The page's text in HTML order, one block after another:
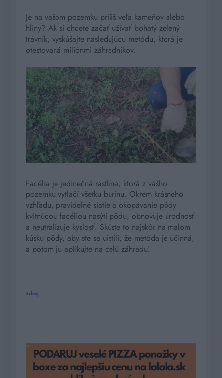
Je na vašom pozemku príliš veľa kameňov alebo
hliny? Ak si chcete začať užívať bohatý zelený
trávnik, vyskúšajte nasledujúcu metódu, ktorá je
otestovaná miliónmi záhradníkov.
Facélia je jedinečná rastlina, ktorá z vášho
pozemku vytlačí všetku burinu. Okrem krásneho
vzhľadu, pravidelné siatie a okopávanie pôdy
kvitnúcou facéliou nasýti pôdu, obnovuje úrodnosť
a neutralizuje kyslosť. Skúste to najskôr na malom
kúsku pôdy, aby ste sa uistili, že metóda je účinná,
a potom ju aplikujte na celú záhradu!
zdroj